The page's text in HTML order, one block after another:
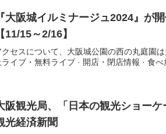
『大阪城イルミナージュ2024』が
【11/15～2/16】
クセスについて、大阪城公園の西の丸庭園
ライブ・無料ライブ · 開店・閉店情報 · 食
阪観光局、「日本の観光ショー
光経済新聞